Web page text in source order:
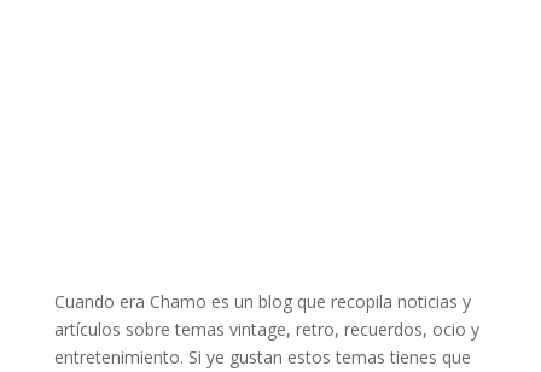
Cuando era Chamo es un blog que recopila noticias y
artículos sobre temas vintage, retro, recuerdos, ocio y
entretenimiento. Si ye gustan estos temas tienes que